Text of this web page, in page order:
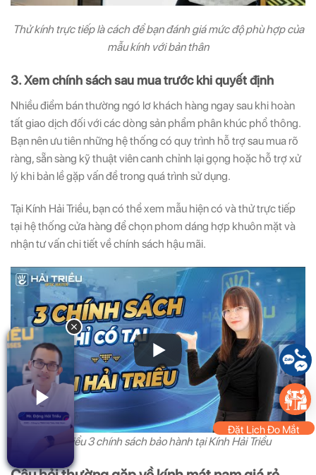
Thử kính trực tiếp là cách để bạn đánh giá mức độ phù hợp của
mẫu kính với bản thân
3. Xem chính sách sau mua trước khi quyết định
Nhiều điểm bán thường ngó lơ khách hàng ngay sau khi hoàn
tất giao dịch đối với các dòng sản phẩm phân khúc phổ thông.
Bạn nên ưu tiên những hệ thống có quy trình hỗ trợ sau mua rõ
ràng, sẵn sàng kỹ thuật viên canh chỉnh lại gọng hoặc hỗ trợ xử
lý khi bản lề gặp vấn đề trong quá trình sử dụng.
Tại Kính Hải Triều, bạn có thể xem mẫu hiện có và thử trực tiếp
tại hệ thống cửa hàng để chọn phom dáng hợp khuôn mặt và
nhận tư vấn chi tiết về chính sách hậu mãi.
Tìm hiểu 3 chính sách bảo hành tại Kính Hải Triều
Đặt Lịch Đo Mắt